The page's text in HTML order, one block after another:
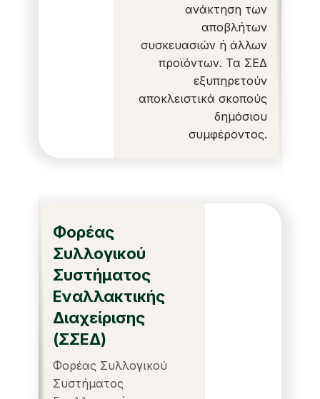
ανάκτηση των
αποβλήτων
συσκευασιών ή άλλων
προϊόντων. Τα ΣΕΔ
εξυπηρετούν
αποκλειστικά σκοπούς
δημόσιου
συμφέροντος.
Φορέας
Συλλογικού
Συστήματος
Εναλλακτικής
Διαχείρισης
(ΣΣΕΔ)
Φορέας Συλλογικού
Συστήματος